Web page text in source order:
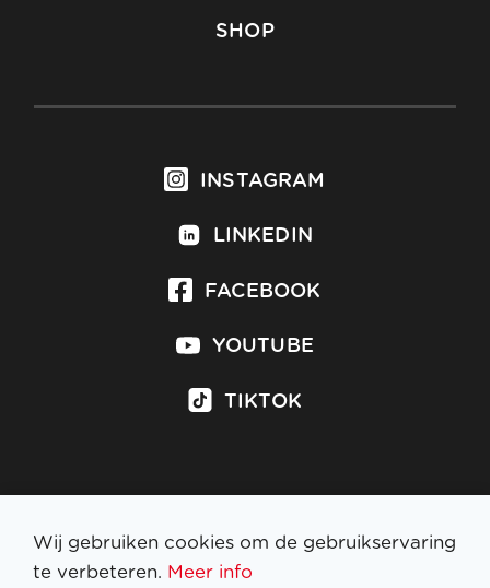
SHOP
INSTAGRAM
LINKEDIN
FACEBOOK
YOUTUBE
TIKTOK
Inschrijven op nieuwsbrief
Wij gebruiken cookies om de gebruikservaring
te verbeteren. Meer info